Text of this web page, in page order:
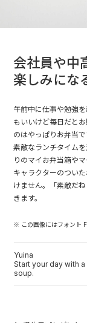
会社員や中
楽しみにな
午前中に仕事や勉強
もいいけど毎日だと
のはやっぱりお弁当で
素敵なランチタイム
りのマイお弁当箱や
キャラクターのつい
けません。「素敵だ
きます。
※ この画像にはフォント
Yuina
Start your day with
soup.